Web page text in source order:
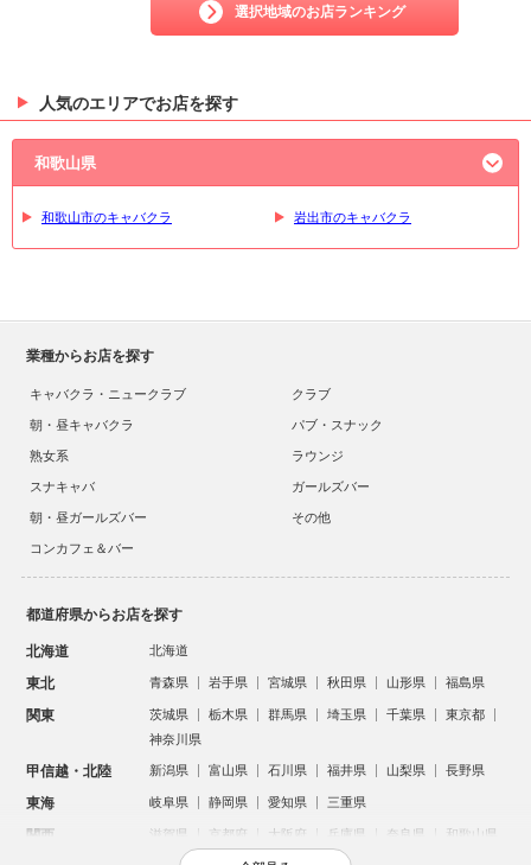
選択地域のお店ランキング
人気のエリアでお店を探す
和歌山県
和歌山市のキャバクラ 岩出市のキャバクラ
業種からお店を探す
キャバクラ・ニュークラブ
クラブ
朝・昼キャバクラ
パブ・スナック
熟女系
ラウンジ
スナキャバ
ガールズバー
朝・昼ガールズバー
その他
コンカフェ＆バー
都道府県からお店を探す
北海道 北海道
東北 青森県 岩手県 宮城県 秋田県 山形県 福島県
関東 茨城県 栃木県 群馬県 埼玉県 千葉県
東京都
神奈川県
甲信越・北陸 新潟県 富山県 石川県 福井県 山梨県 長野県
東海 岐阜県 静岡県 愛知県 三重県
関西 滋賀県 京都府 大阪府 兵庫県 奈良県 和歌山県